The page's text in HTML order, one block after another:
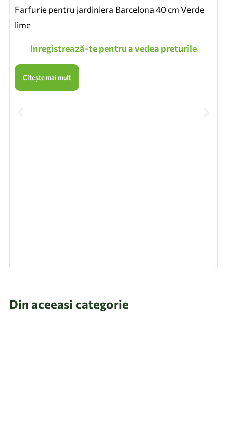
Farfurie pentru jardiniera Barcelona 40 cm Verde
lime
Inregistrează-te pentru a vedea preturile
Citește mai mult
Din aceeasi categorie